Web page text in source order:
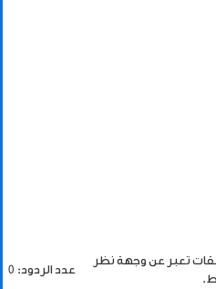
تعبر عن وجهة نظر
عدد الردود: 0